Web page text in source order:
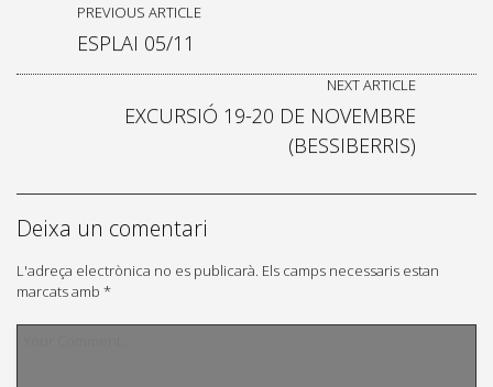
PREVIOUS ARTICLE
ESPLAI 05/11
NEXT ARTICLE
EXCURSIÓ 19-20 DE NOVEMBRE
(BESSIBERRIS)
Deixa un comentari
L'adreça electrònica no es publicarà. Els camps necessaris estan
marcats amb *